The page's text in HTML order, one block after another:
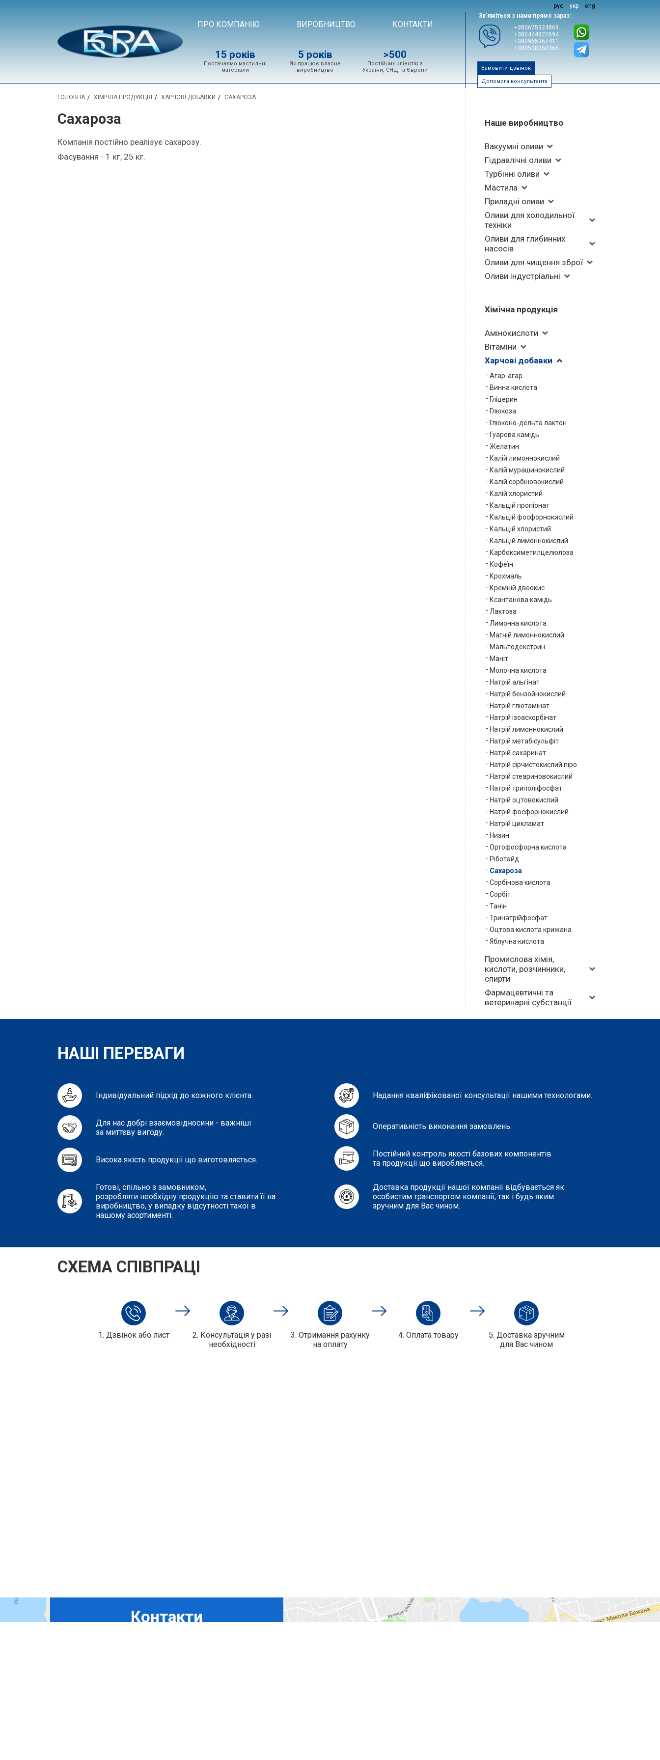
ПРО КОМПАНІЮ ВИРОБНИЦТВО КОНТАКТИ
15 років
Постачаємо мастильні
матеріали
5 років
Як працює власне
виробництво
>500
Постійних кліентів з
України, СНД та Європи
рус укр
eng
Зв'яжіться з нами прямо зараз:
+380675324869
+380444927694
+380965367411
+380508350365
Замовити дзвінок
Допомога консультанта
ГОЛОВНА ХІМІЧНА ПРОДУКЦІЯ ХАРЧОВІ ДОБАВКИ САХАРОЗА
Сахароза
Компанія постійно реалізує сахарозу.
Фасування - 1 кг, 25 кг.
Наше виробництво
Вакуумні оливи
Гідравлічні оливи
Турбінні оливи
Мастила
Приладні оливи
Оливи для холодильної
техніки
Оливи для глибинних
насосів
Оливи для чищення зброї
Оливи індустріальні
Хімічна продукція
Амінокислоти
Вітаміни
Харчові добавки
Агар-агар
Винна кислота
Гліцерин
Глюкоза
Глюконо-дельта лактон
Гуарова камідь
Желатин
Калій лимоннокислий
Калій мурашинокислий
Калій сорбіновокислий
Калій хлористий
Кальцій пропіонат
Кальцій фосфорнокислий
Кальцій хлористий
Кальцій лимоннокислий
Карбоксиметилцелюлоза
Кофеїн
Крохмаль
Кремній двоокис
Ксантанова камідь
Лактоза
Лимонна кислота
Магній лимоннокислий
Мальтодекстрин
Маніт
Молочна кислота
Натрій альгінат
Натрій бензойнокислий
Натрій глютамінат
Натрій ізоаскорбінат
Натрій лимоннокислий
Натрій метабісульфіт
Натрій сахаринат
Натрій сірчистокислий піро
Натрій стеариновокислий
Натрій триполіфосфат
Натрій оцтовокислий
Натрій фосфорнокислий
Натрій цикламат
Низин
Ортофосфорна кислота
Ріботайд
Сахароза
Сорбінова кислота
Сорбіт
Танін
Тринатрійфосфат
Оцтова кислота крижана
Яблучна кислота
Промислова хімія,
кислоти, розчинники,
спирти
Фармацевтичні та
ветеринарні субстанції
НАШІ ПЕРЕВАГИ
Індивідуальний підхід до кожного клієнта.
Для нас добрі взаємовідносини - важніші
за миттєву вигоду.
Висока якість продукції що виготовляється.
Готові, спільно з замовником,
розробляти необхідну продукцію та ставити її на
виробництво, у випадку відсутності такої в
нашому асортименті.
Надання кваліфікованої консультації нашими технологами.
Оперативність виконання замовлень.
Постійний контроль якості базових компонентів
та продукції що виробляється.
Доставка продукції нашої компанії відбувається як
особистим транспортом компанії, так і будь яким
зручним для Вас чином.
СХЕМА СПІВПРАЦІ
1. Дзвінок або лист
2. Консультація у разі
необхідності
3. Отримання рахунку
на оплату
4. Оплата товару
5. Доставка зручним
для Вас чином
Контакти